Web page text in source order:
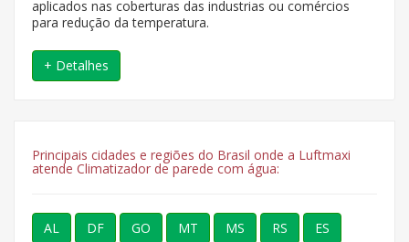
aplicados nas coberturas das industrias ou comércios
para redução da temperatura.
+ Detalhes
Principais cidades e regiões do Brasil onde a Luftmaxi
atende Climatizador de parede com água:
AL DF GO MT MS RS ES